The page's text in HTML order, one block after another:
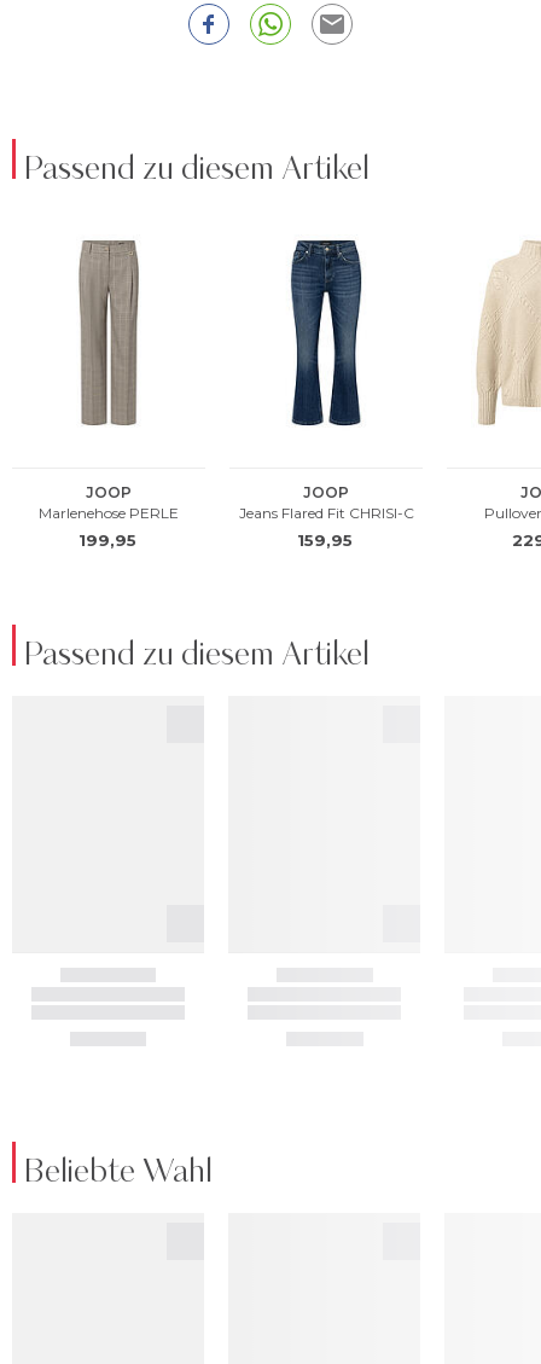
Passend zu diesem Artikel
Passend zu diesem Artikel
Beliebte Wahl